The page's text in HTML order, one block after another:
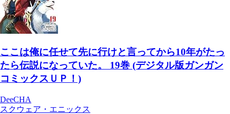
ここは俺に任せて先に行けと言ってから10年がたっ
たら伝説になっていた。 19巻 (デジタル版ガンガン
コミックスＵＰ！)
DeeCHA
スクウェア・エニックス